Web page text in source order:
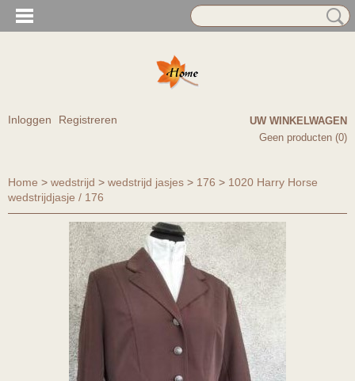
Inloggen Registreren
UW WINKELWAGEN
Geen producten (0)
Home > wedstrijd > wedstrijd jasjes > 176 > 1020 Harry Horse
wedstrijdjasje / 176